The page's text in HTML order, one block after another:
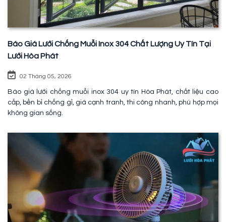
Báo Giá Lưới Chống Muỗi Inox 304 Chất Lượng Uy Tín Tại
Lưới Hòa Phát
02 Tháng 05, 2026
Báo giá lưới chống muỗi inox 304 uy tín Hòa Phát, chất liệu cao
cấp, bền bỉ chống gỉ, giá cạnh tranh, thi công nhanh, phù hợp mọi
không gian sống.